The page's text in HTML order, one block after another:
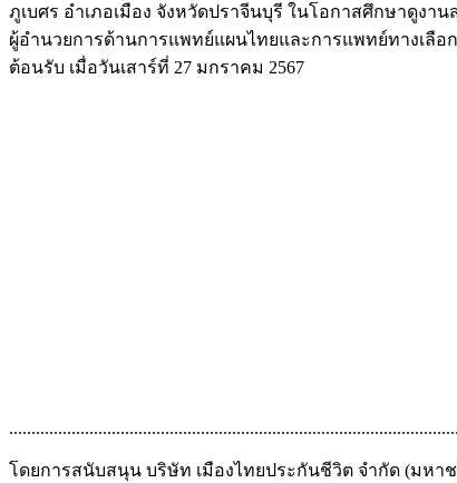
ภูเบศร อำเภอเมือง จังหวัดปราจีนบุรี ในโอกาสศึกษาดูง
ผู้อำนวยการด้านการแพทย์แผนไทยและการแพทย์ทางเลื
ต้อนรับ เมื่อวันเสาร์ที่ 27 มกราคม 2567
โดยการสนับสนุน บริษัท เมืองไทยประกันชีวิต จำกัด (มห